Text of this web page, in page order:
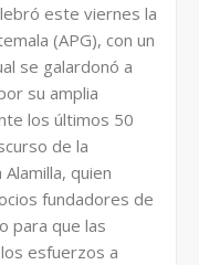
este viernes la
(APG), con un
se galardonó a
su amplia
los últimos 50
de la
quien
fundadores de
para que las
esfuerzos a